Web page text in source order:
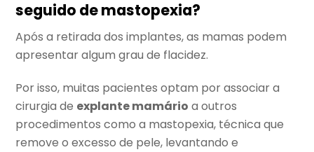
seguido de mastopexia?
Após a retirada dos implantes, as mamas podem
apresentar algum grau de flacidez.
Por isso, muitas pacientes optam por associar a
cirurgia de explante mamário a outros
procedimentos como a mastopexia, técnica que
remove o excesso de pele, levantando e